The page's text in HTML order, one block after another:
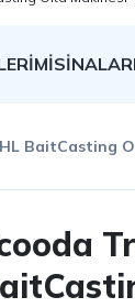
MİSİNALAR
BaitCasting